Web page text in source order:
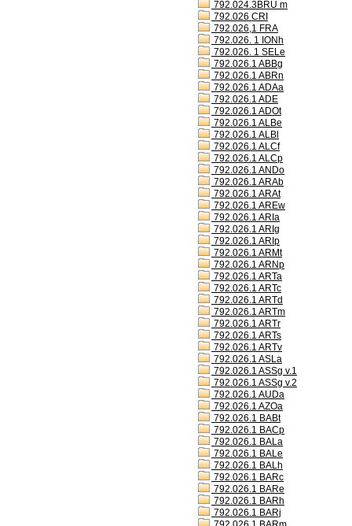
792.024.3BRU m
792.026 CRI
792.026,1 FRA
792.026. 1 IONh
792.026. 1 SELe
792.026.1 ABBg
792.026.1 ABRn
792.026.1 ADAa
792.026.1 ADE
792.026.1 ADOt
792.026.1 ALBe
792.026.1 ALBl
792.026.1 ALCf
792.026.1 ALCp
792.026.1 ANDo
792.026.1 ARAb
792.026.1 ARAt
792.026.1 AREw
792.026.1 ARIa
792.026.1 ARIg
792.026.1 ARIp
792.026.1 ARMt
792.026.1 ARNp
792.026.1 ARTa
792.026.1 ARTc
792.026.1 ARTd
792.026.1 ARTm
792.026.1 ARTr
792.026.1 ARTs
792.026.1 ARTv
792.026.1 ASLa
792.026.1 ASSg v.1
792.026.1 ASSg v.2
792.026.1 AUDa
792.026.1 AZOa
792.026.1 BABt
792.026.1 BACp
792.026.1 BALa
792.026.1 BALe
792.026.1 BALh
792.026.1 BARc
792.026.1 BARe
792.026.1 BARh
792.026.1 BARj